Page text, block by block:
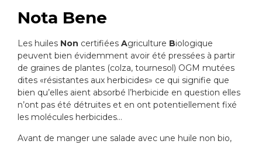
Nota Bene
Les huiles Non certifiées Agriculture Biologique
peuvent bien évidemment avoir été pressées à partir
de graines de plantes (colza, tournesol) OGM mutées
dites «résistantes aux herbicides» ce qui signifie que
bien qu’elles aient absorbé l’herbicide en question elles
n’ont pas été détruites et en ont potentiellement fixé
les molécules herbicides…
Avant de manger une salade avec une huile non bio,